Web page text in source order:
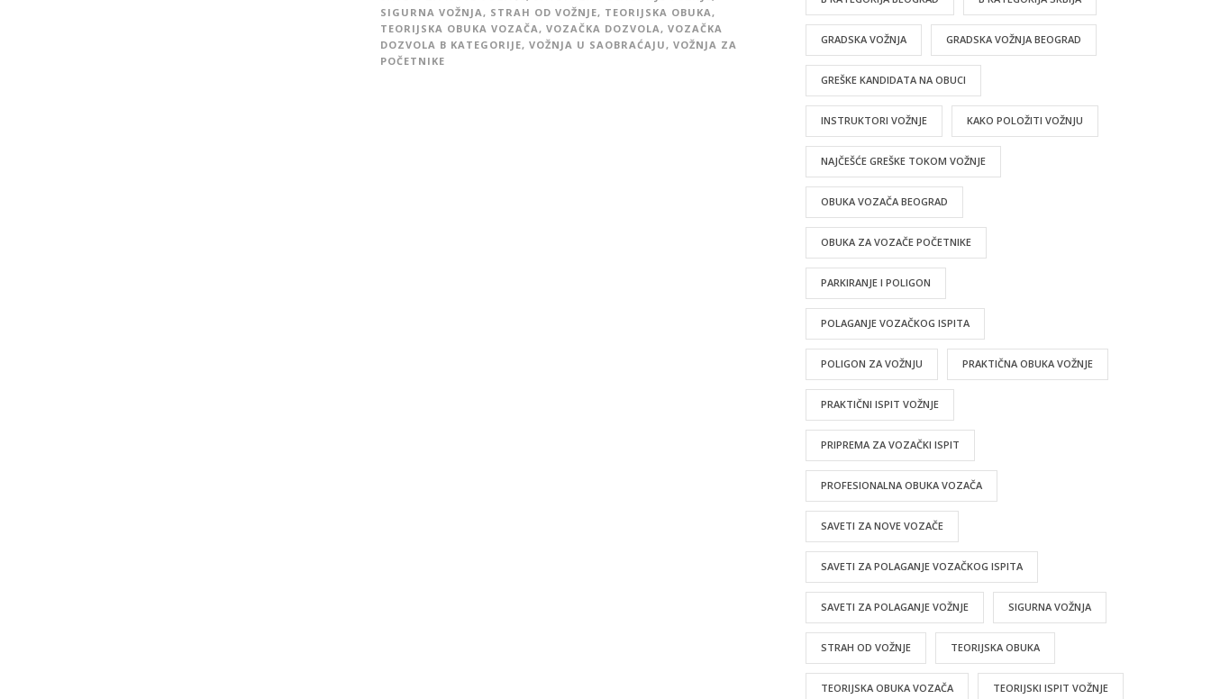
SIGURNA VOŽNJA, STRAH OD VOŽNJE, TEORIJSKA OBUKA,
TEORIJSKA OBUKA VOZAČA, VOZAČKA DOZVOLA, VOZAČKA
DOZVOLA B KATEGORIJE, VOŽNJA U SAOBRAĆAJU, VOŽNJA ZA
POČETNIKE
GRADSKA VOŽNJA GRADSKA VOŽNJA BEOGRAD
GREŠKE KANDIDATA NA OBUCI
INSTRUKTORI VOŽNJE KAKO POLOŽITI VOŽNJU
NAJČEŠĆE GREŠKE TOKOM VOŽNJE
OBUKA VOZAČA BEOGRAD
OBUKA ZA VOZAČE POČETNIKE
PARKIRANJE I POLIGON
POLAGANJE VOZAČKOG ISPITA
POLIGON ZA VOŽNJU PRAKTIČNA OBUKA VOŽNJE
PRAKTIČNI ISPIT VOŽNJE
PRIPREMA ZA VOZAČKI ISPIT
PROFESIONALNA OBUKA VOZAČA
SAVETI ZA NOVE VOZAČE
SAVETI ZA POLAGANJE VOZAČKOG ISPITA
SAVETI ZA POLAGANJE VOŽNJE SIGURNA VOŽNJA
STRAH OD VOŽNJE TEORIJSKA OBUKA
TEORIJSKA OBUKA VOZAČA TEORIJSKI ISPIT VOŽNJE